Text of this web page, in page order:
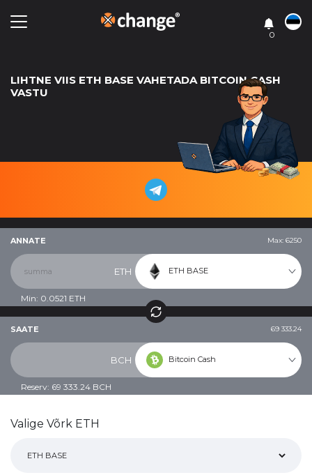
0
LIHTNE VIIS ETH BASE VAHETADA BITCOIN CASH
VASTU
ANNATE Max: 6250
ETH ETH BASE
Min: 0.0521 ETH
SAATE 69 333.24
BCH Bitcoin Cash
Reserv: 69 333.24 BCH
Valige Võrk ETH